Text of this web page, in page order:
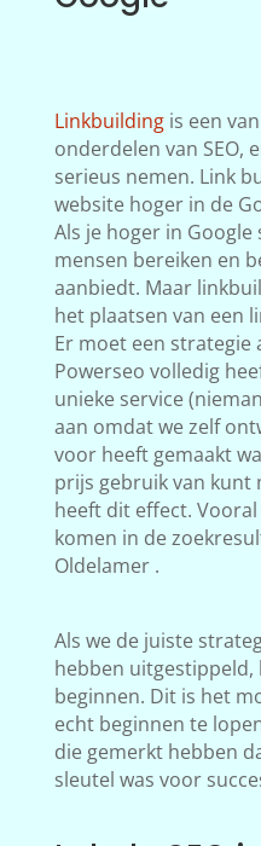
Linkbuildingis een
onderdelen van SEO,
serieus nemen. Link
website hoger in de
Als je hoger in
mensen bereiken en
aanbiedt. Maar
het plaatsen van een
Er moet een strategie
Powerseo volledig
unieke service
aan omdat we zelf
voor heeft gemaakt
prijs gebruik van kunt
heeft dit effect.
komen in de
Oldelamer .
Als we de juiste
hebben uitgestippeld,
beginnen. Dit is het
echt beginnen te
die gemerkt hebben
sleutel was voor